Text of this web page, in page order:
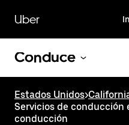
contenido
principal
Uber
Conduce
Estados Unidos>
Servicios de conducción
conducción